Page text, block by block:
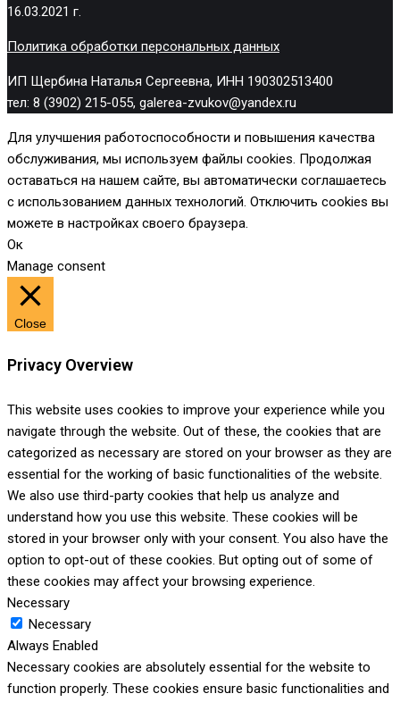
16.03.2021 г.
Политика обработки персональных данных
ИП Щербина Наталья Сергеевна, ИНН 190302513400
тел: 8 (3902) 215-055, galerea-zvukov@yandex.ru
Для улучшения работоспособности и повышения качества
обслуживания, мы используем файлы cookies. Продолжая
оставаться на нашем сайте, вы автоматически соглашаетесь
с использованием данных технологий. Отключить cookies вы
можете в настройках своего браузера.
Ок
Manage consent
Close
Privacy Overview
This website uses cookies to improve your experience while you
navigate through the website. Out of these, the cookies that are
categorized as necessary are stored on your browser as they are
essential for the working of basic functionalities of the website.
We also use third-party cookies that help us analyze and
understand how you use this website. These cookies will be
stored in your browser only with your consent. You also have the
option to opt-out of these cookies. But opting out of some of
these cookies may affect your browsing experience.
Necessary
Necessary
Always Enabled
Necessary cookies are absolutely essential for the website to
function properly. These cookies ensure basic functionalities and